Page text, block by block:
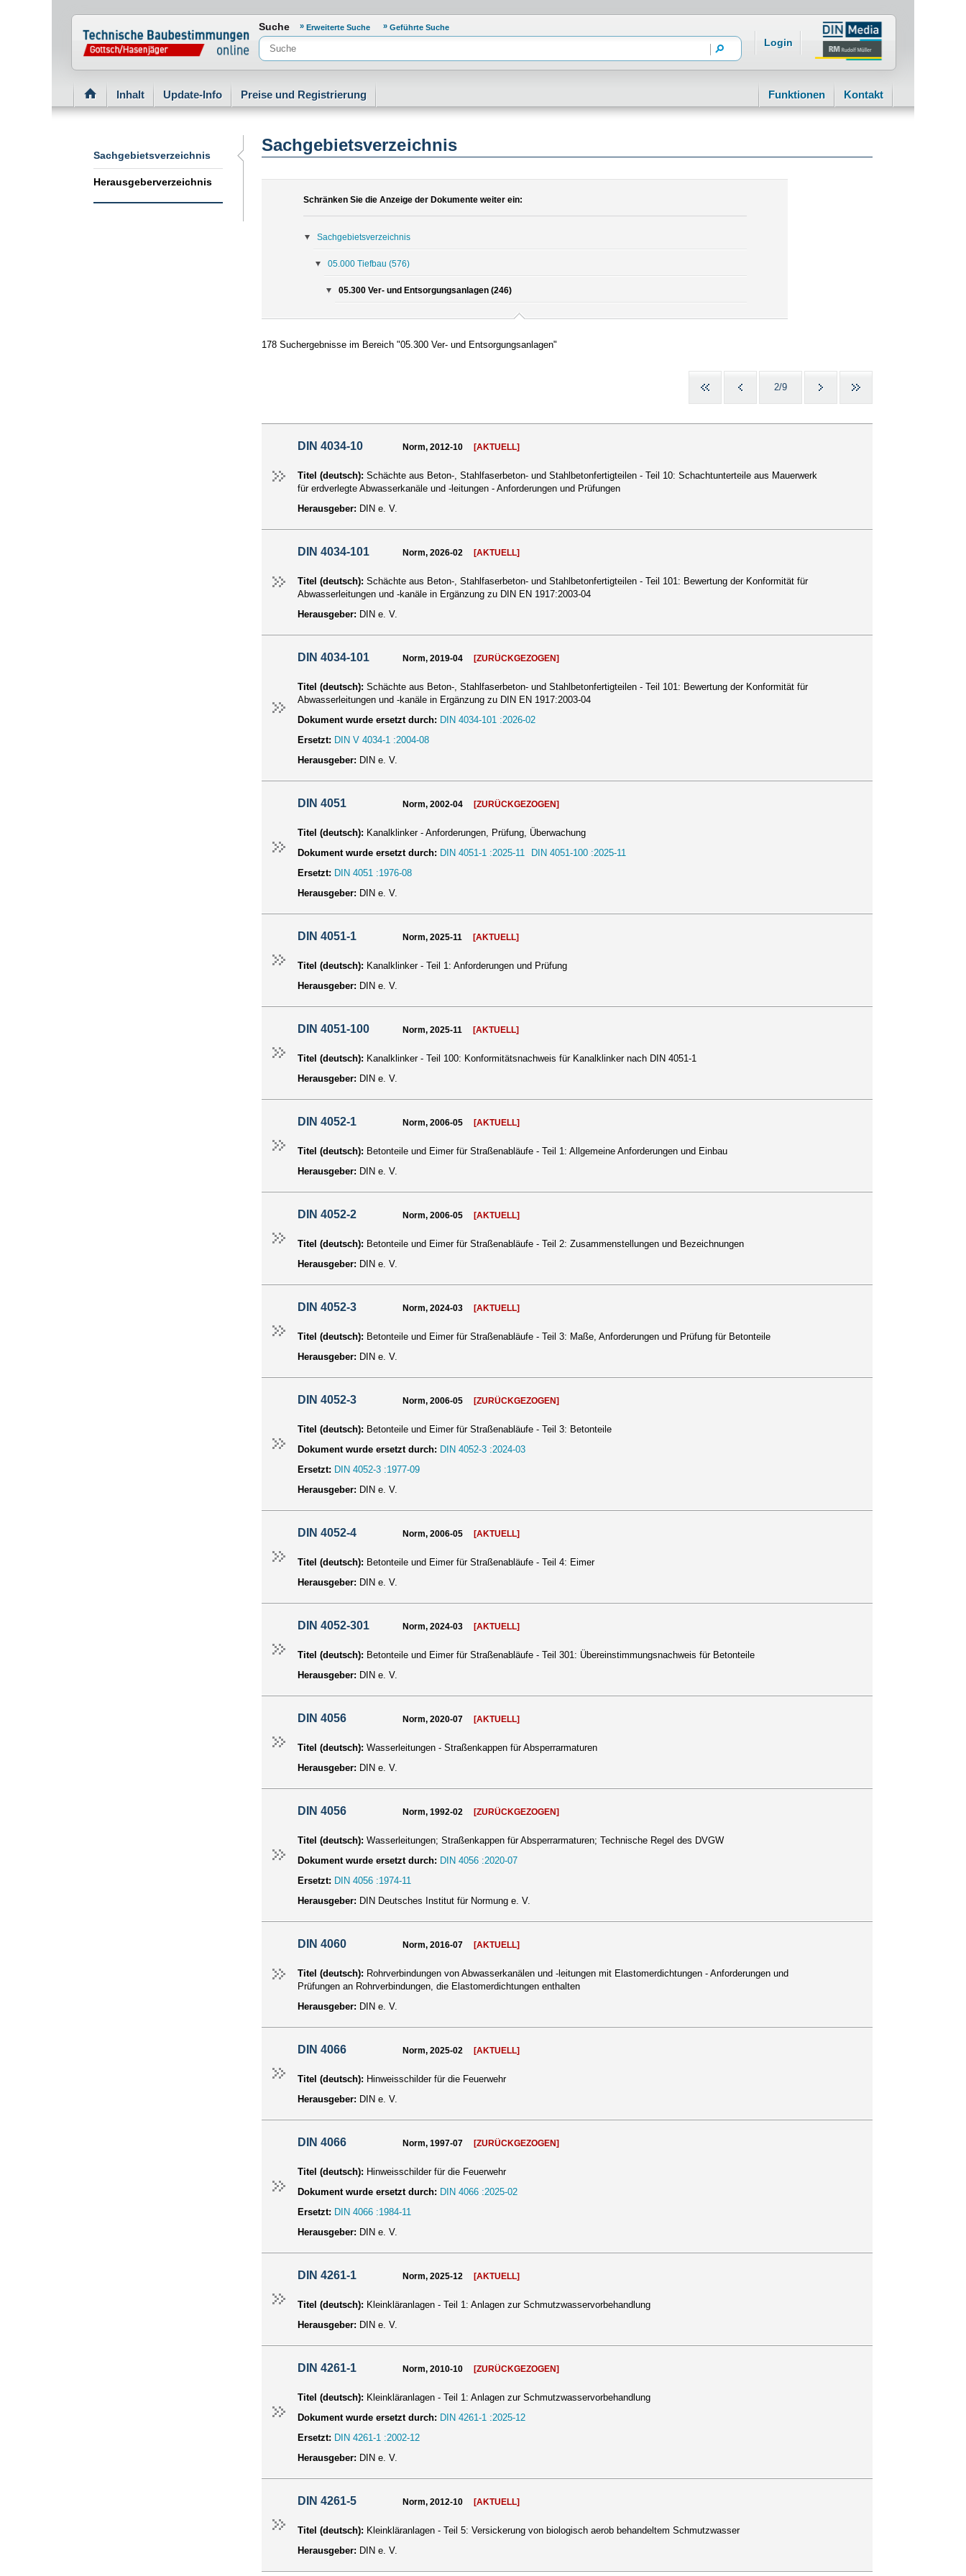
Normenportal Barrierefreiheit
Suche Erweiterte Suche Geführte Suche
Login
Inhalt Update-Info Preise und Registrierung Funktionen Kontakt
Sachgebietsverzeichnis
Herausgeberverzeichnis
Sachgebietsverzeichnis
Schränken Sie die Anzeige der Dokumente weiter ein:
Sachgebietsverzeichnis
05.000 Tiefbau (576)
05.300 Ver- und Entsorgungsanlagen (246)
178 Suchergebnisse im Bereich "05.300 Ver- und Entsorgungsanlagen"
2/9
DIN 4034-10 Norm, 2012-10 [AKTUELL]
Titel (deutsch): Schächte aus Beton-, Stahlfaserbeton- und Stahlbetonfertigteilen - Teil 10: Schachtunterteile aus Mauerwerk
für erdverlegte Abwasserkanäle und -leitungen - Anforderungen und Prüfungen
Herausgeber: DIN e. V.
DIN 4034-101 Norm, 2026-02 [AKTUELL]
Titel (deutsch): Schächte aus Beton-, Stahlfaserbeton- und Stahlbetonfertigteilen - Teil 101: Bewertung der Konformität für
Abwasserleitungen und -kanäle in Ergänzung zu DIN EN 1917:2003-04
Herausgeber: DIN e. V.
DIN 4034-101 Norm, 2019-04 [ZURÜCKGEZOGEN]
Titel (deutsch): Schächte aus Beton-, Stahlfaserbeton- und Stahlbetonfertigteilen - Teil 101: Bewertung der Konformität für
Abwasserleitungen und -kanäle in Ergänzung zu DIN EN 1917:2003-04
Dokument wurde ersetzt durch: DIN 4034-101 :2026-02
Ersetzt: DIN V 4034-1 :2004-08
Herausgeber: DIN e. V.
DIN 4051 Norm, 2002-04 [ZURÜCKGEZOGEN]
Titel (deutsch): Kanalklinker - Anforderungen, Prüfung, Überwachung
Dokument wurde ersetzt durch: DIN 4051-1 :2025-11
DIN 4051-100 :2025-11
Ersetzt: DIN 4051 :1976-08
Herausgeber: DIN e. V.
DIN 4051-1 Norm, 2025-11 [AKTUELL]
Titel (deutsch): Kanalklinker - Teil 1: Anforderungen und Prüfung
Herausgeber: DIN e. V.
DIN 4051-100 Norm, 2025-11 [AKTUELL]
Titel (deutsch): Kanalklinker - Teil 100: Konformitätsnachweis für Kanalklinker nach DIN 4051-1
Herausgeber: DIN e. V.
DIN 4052-1 Norm, 2006-05 [AKTUELL]
Titel (deutsch): Betonteile und Eimer für Straßenabläufe - Teil 1: Allgemeine Anforderungen und Einbau
Herausgeber: DIN e. V.
DIN 4052-2 Norm, 2006-05 [AKTUELL]
Titel (deutsch): Betonteile und Eimer für Straßenabläufe - Teil 2: Zusammenstellungen und Bezeichnungen
Herausgeber: DIN e. V.
DIN 4052-3 Norm, 2024-03 [AKTUELL]
Titel (deutsch): Betonteile und Eimer für Straßenabläufe - Teil 3: Maße, Anforderungen und Prüfung für Betonteile
Herausgeber: DIN e. V.
DIN 4052-3 Norm, 2006-05 [ZURÜCKGEZOGEN]
Titel (deutsch): Betonteile und Eimer für Straßenabläufe - Teil 3: Betonteile
Dokument wurde ersetzt durch: DIN 4052-3 :2024-03
Ersetzt: DIN 4052-3 :1977-09
Herausgeber: DIN e. V.
DIN 4052-4 Norm, 2006-05 [AKTUELL]
Titel (deutsch): Betonteile und Eimer für Straßenabläufe - Teil 4: Eimer
Herausgeber: DIN e. V.
DIN 4052-301 Norm, 2024-03 [AKTUELL]
Titel (deutsch): Betonteile und Eimer für Straßenabläufe - Teil 301: Übereinstimmungsnachweis für Betonteile
Herausgeber: DIN e. V.
DIN 4056 Norm, 2020-07 [AKTUELL]
Titel (deutsch): Wasserleitungen - Straßenkappen für Absperrarmaturen
Herausgeber: DIN e. V.
DIN 4056 Norm, 1992-02 [ZURÜCKGEZOGEN]
Titel (deutsch): Wasserleitungen; Straßenkappen für Absperrarmaturen; Technische Regel des DVGW
Dokument wurde ersetzt durch: DIN 4056 :2020-07
Ersetzt: DIN 4056 :1974-11
Herausgeber: DIN Deutsches Institut für Normung e. V.
DIN 4060 Norm, 2016-07 [AKTUELL]
Titel (deutsch): Rohrverbindungen von Abwasserkanälen und -leitungen mit Elastomerdichtungen - Anforderungen und
Prüfungen an Rohrverbindungen, die Elastomerdichtungen enthalten
Herausgeber: DIN e. V.
DIN 4066 Norm, 2025-02 [AKTUELL]
Titel (deutsch): Hinweisschilder für die Feuerwehr
Herausgeber: DIN e. V.
DIN 4066 Norm, 1997-07 [ZURÜCKGEZOGEN]
Titel (deutsch): Hinweisschilder für die Feuerwehr
Dokument wurde ersetzt durch: DIN 4066 :2025-02
Ersetzt: DIN 4066 :1984-11
Herausgeber: DIN e. V.
DIN 4261-1 Norm, 2025-12 [AKTUELL]
Titel (deutsch): Kleinkläranlagen - Teil 1: Anlagen zur Schmutzwasservorbehandlung
Herausgeber: DIN e. V.
DIN 4261-1 Norm, 2010-10 [ZURÜCKGEZOGEN]
Titel (deutsch): Kleinkläranlagen - Teil 1: Anlagen zur Schmutzwasservorbehandlung
Dokument wurde ersetzt durch: DIN 4261-1 :2025-12
Ersetzt: DIN 4261-1 :2002-12
Herausgeber: DIN e. V.
DIN 4261-5 Norm, 2012-10 [AKTUELL]
Titel (deutsch): Kleinkläranlagen - Teil 5: Versickerung von biologisch aerob behandeltem Schmutzwasser
Herausgeber: DIN e. V.